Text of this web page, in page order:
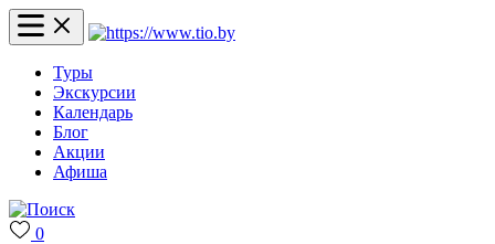
Туры
Экскурсии
Календарь
Блог
Акции
Афиша
0